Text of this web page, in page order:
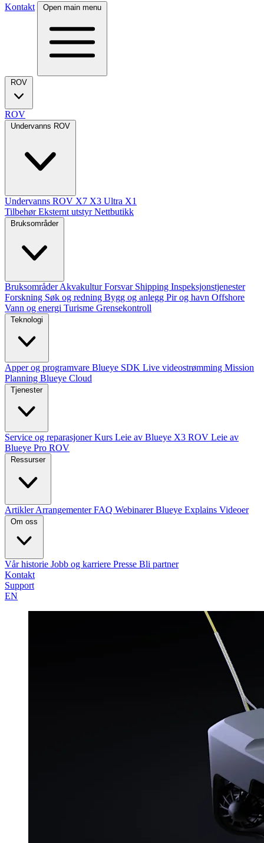
Kontakt
Open main menu
ROV
ROV
Undervanns ROV
Undervanns ROV X7 X3 Ultra X1
TilbehørEksternt utstyrNettbutikk
Bruksområder
BruksområderAkvakulturForsvar Shipping Inspeksjonstjenester
Forskning Søk og redning Bygg og anlegg Pir og havn Offshore
Vann og energi Turisme Grensekontroll
Teknologi
Apper og programvare Blueye SDK Live videostrømming Mission
Planning Blueye Cloud
Tjenester
Service og reparasjonerKurs Leie av Blueye X3 ROV Leie av
Blueye Pro ROV
Ressurser
ArtiklerArrangementerFAQ WebinarerBlueye Explains Videoer
Om oss
Vår historie Jobb og karriere Presse Bli partner
Kontakt
Support
EN